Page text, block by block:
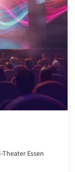
Theater Essen